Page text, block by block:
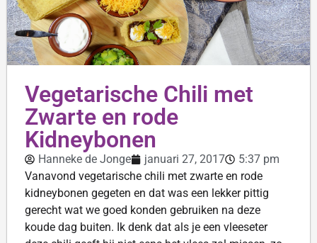
Vegetarische Chili met
Zwarte en rode
Kidneybonen
Hanneke de Jonge januari 27, 2017
5:37 pm
Vanavond vegetarische chili met zwarte en rode
kidneybonen gegeten en dat was een lekker pittig
gerecht wat we goed konden gebruiken na deze
koude dag buiten. Ik denk dat als je een vleeseter